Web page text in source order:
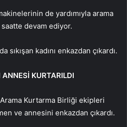
de yardımıyla arama
saatte devam ediyor.
sıkışan kadını enkazdan çıkardı.
KURTARILDI
Kurtarma Birliği ekipleri
ve annesini enkazdan çıkardı.